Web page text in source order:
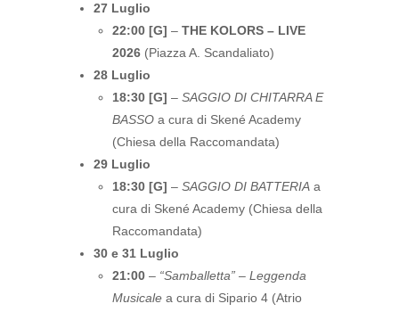
27 Luglio
22:00 [G] – THE KOLORS – LIVE
2026 (Piazza A. Scandaliato)
28 Luglio
18:30 [G] – SAGGIO DI CHITARRA E
BASSO a cura di Skené Academy
(Chiesa della Raccomandata)
29 Luglio
18:30 [G] – SAGGIO DI BATTERIA a
cura di Skené Academy (Chiesa della
Raccomandata)
30 e 31 Luglio
21:00 – “Samballetta” – Leggenda
Musicale a cura di Sipario 4 (Atrio